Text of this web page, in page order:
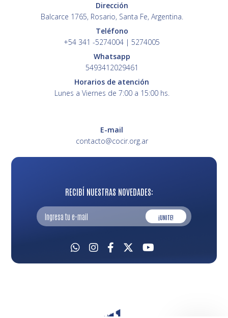
RECIBÍ NUESTRAS NOVEDADES:
¡UNITE!
Dirección
Balcarce 1765, Rosario, Santa Fe, Argentina.
Teléfono
+54 341 -5274004 | 5274005
Whatsapp
5493412029461
Horarios de atención
Lunes a Viernes de 7:00 a 15:00 hs.
E-mail
contacto@cocir.org.ar